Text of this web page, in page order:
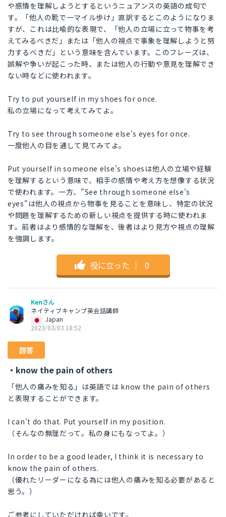
や感情を理解しようとするというニュアンスの英語の成句で
す。「他人の靴で一マイル歩け」直訳するとこのようになりま
すが、これは比喩的な表現で、「他人の立場に立って物事を考
えてみるべきだ」または「他人の視点で事象を理解しようと努
力するべきだ」という意味を含んでいます。このフレーズは、
誤解や争いが起こった時、または他人の行動や意見を理解でき
ない時などに使われます。
Try to put yourself in my shoes for once.
私の立場になって考えてみてよ。
Try to see through someone else's eyes for once.
一度他人の目を通して見てみてよ。
Put yourself in someone else's shoesは他人の立場や経験
を理解するという意味で、相手の感情や考え方を想像する状況
で使われます。一方、"See through someone else's
eyes"は他人の視点から物事を見ることを意味し、特定の状況
や問題を理解するための新しい視点を提供する時に使われま
す。前者はより感情的な理解を、後者はより見方や視点の理解
を強調します。
役に立った ｜ 0
Kenさん
ネイティブキャンプ英会話講師
Japan
2023/03/03 18:52
回答
・know the pain of others
「他人の痛みを知る」は英語では know the pain of others
と表現することができます。
I can't do that. Put yourself in my position.
（そんなの無理だって。私の身にもなってよ。）
In order to be a good leader, I think it is necessary to
know the pain of others.
（優れたリーダーになる為には他人の痛みを知る必要があると
思う。）
ご参考にしていただければ幸いです。